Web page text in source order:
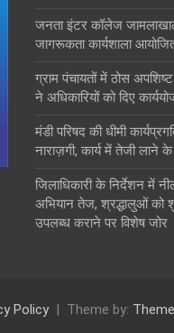
जनता इंटर कॉलेज
जागरूकता कार्यशाला
ग्राम पंचायतों में ठोस
ने अधिकारियों को दिए
मंडी परिषद की धीमी
नाराज़गी, कार्य में तेजी लाने के
जिलाधिकारी के निर्देशन में
अभियान तेज, श्रद्धालुओं को
उपलब्ध कराने पर विशेष जोर
Policy Theme by: